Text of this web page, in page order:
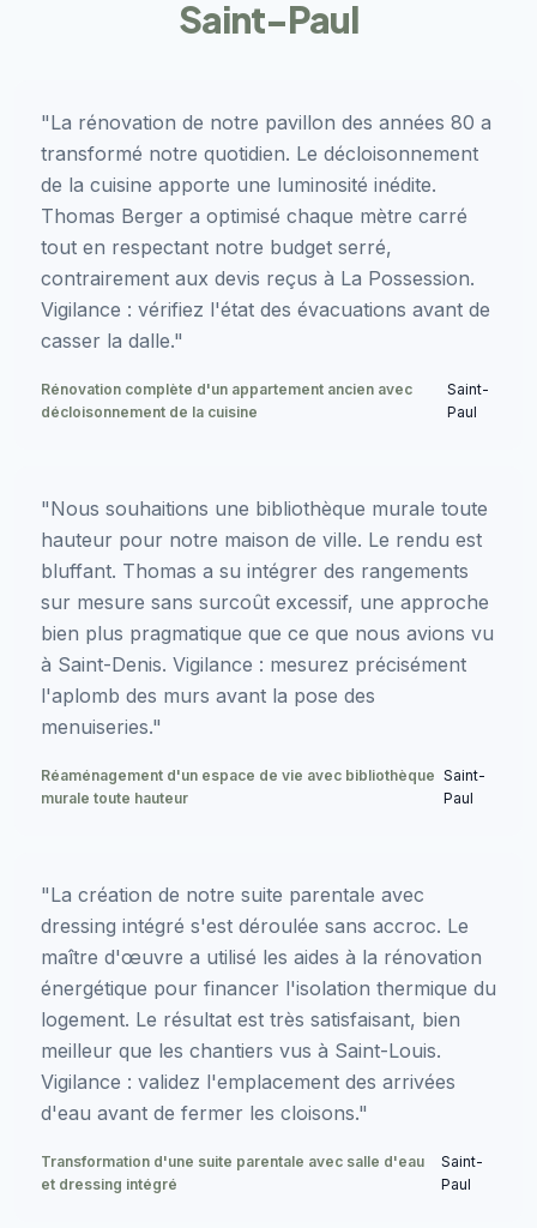
Saint-Paul
"La rénovation de notre pavillon des années 80 a
transformé notre quotidien. Le décloisonnement
de la cuisine apporte une luminosité inédite.
Thomas Berger a optimisé chaque mètre carré
tout en respectant notre budget serré,
contrairement aux devis reçus à La Possession.
Vigilance : vérifiez l'état des évacuations avant de
casser la dalle."
Rénovation complète d'un appartement ancien avec
décloisonnement de la cuisine
Saint-
Paul
"Nous souhaitions une bibliothèque murale toute
hauteur pour notre maison de ville. Le rendu est
bluffant. Thomas a su intégrer des rangements
sur mesure sans surcoût excessif, une approche
bien plus pragmatique que ce que nous avions vu
à Saint-Denis. Vigilance : mesurez précisément
l'aplomb des murs avant la pose des
menuiseries."
Réaménagement d'un espace de vie avec bibliothèque
murale toute hauteur
Saint-
Paul
"La création de notre suite parentale avec
dressing intégré s'est déroulée sans accroc. Le
maître d'œuvre a utilisé les aides à la rénovation
énergétique pour financer l'isolation thermique du
logement. Le résultat est très satisfaisant, bien
meilleur que les chantiers vus à Saint-Louis.
Vigilance : validez l'emplacement des arrivées
d'eau avant de fermer les cloisons."
Transformation d'une suite parentale avec salle d'eau
et dressing intégré
Saint-
Paul